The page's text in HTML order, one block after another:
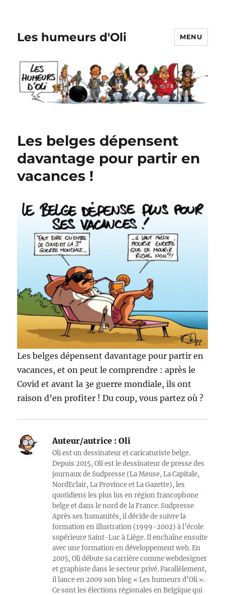
Les humeurs d'Oli MENU
Les belges dépensent
davantage pour partir en
vacances !
Les belges dépensent davantage pour partir en
vacances, et on peut le comprendre : après le
Covid et avant la 3e guerre mondiale, ils ont
raison d’en profiter ! Du coup, vous partez où ?
Auteur/autrice : Oli
Oli est un dessinateur et caricaturiste belge.
Depuis 2015, Oli est le dessinateur de presse des
journaux de Sudpresse (La Meuse, La Capitale,
NordEclair, La Province et La Gazette), les
quotidiens les plus lus en région francophone
belge et dans le nord de la France. Sudpresse
Après ses humanités, il décide de suivre la
formation en illustration (1999-2002) à l’école
supérieure Saint-Luc à Liège. Il enchaîne ensuite
avec une formation en développement web. En
2005, Oli débute sa carrière comme webdesigner
et graphiste dans le secteur privé. Parallèlement,
il lance en 2009 son blog « Les humeurs d’Oli ».
Ce sont les élections régionales en Belgique qui